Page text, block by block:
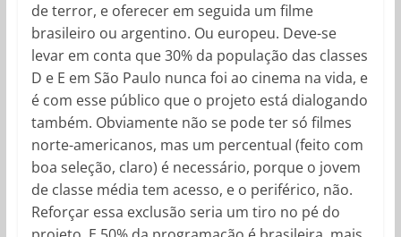
de terror, e oferecer em seguida um filme
brasileiro ou argentino. Ou europeu. Deve-se
levar em conta que 30% da população das classes
D e E em São Paulo nunca foi ao cinema na vida, e
é com esse público que o projeto está dialogando
também. Obviamente não se pode ter só filmes
norte-americanos, mas um percentual (feito com
boa seleção, claro) é necessário, porque o jovem
de classe média tem acesso, e o periférico, não.
Reforçar essa exclusão seria um tiro no pé do